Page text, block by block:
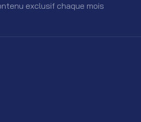
exclusif chaque mois